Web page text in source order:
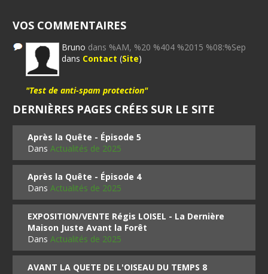
VOS COMMENTAIRES
Bruno dans %AM, %20 %404 %2015 %08:%Sep
dans Contact (Site)
"Test de anti-spam protection"
DERNIÈRES PAGES CRÉES SUR LE SITE
Après la Quête - Épisode 5
DansActualités de 2025
Après la Quête - Épisode 4
DansActualités de 2025
EXPOSITION/VENTE Régis LOISEL - La Dernière
Maison Juste Avant la Forêt
DansActualités de 2025
AVANT LA QUETE DE L'OISEAU DU TEMPS 8